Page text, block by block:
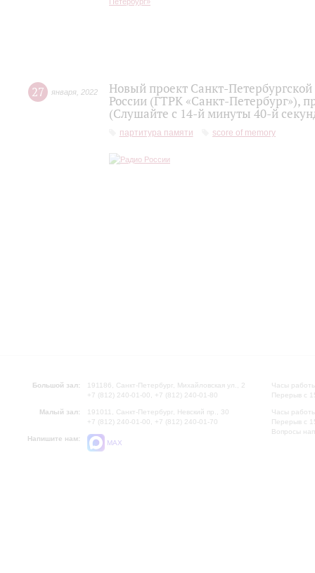
27 января 2022
Новый проект Санкт-
России (ГТРК «Санкт-Петербург»),
(Слушайте с 14-й минуты 40-й
партитура памяти score of memory
Большой зал:
191186, Санкт-Петербург, Михайловская ул., 2
+7 (812) 240-01-00, +7 (812) 240-01-80
Малый зал:
191011, Санкт-Петербург, Невский пр., 30
+7 (812) 240-01-00, +7 (812) 240-01-70
Напишите нам:
MAX
Часы
Перерыв с
Часы
Перерыв с
Вопросы